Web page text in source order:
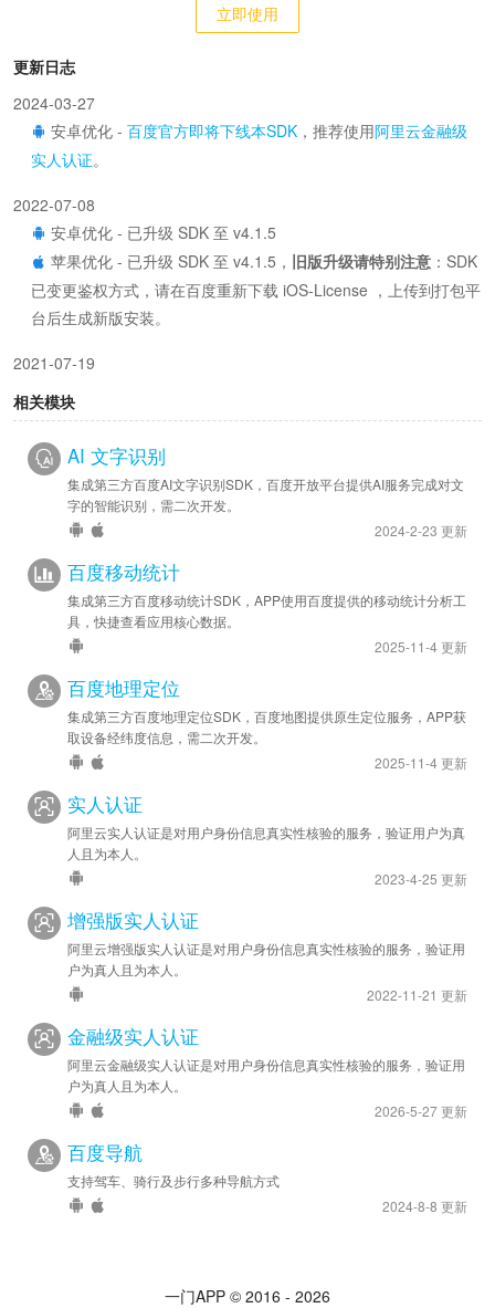
立即使用
更新日志
2024-03-27
安卓优化 - 百度官方即将下线本SDK ，推荐使用阿里云金融级
实人认证。
2022-07-08
安卓优化 - 已升级 SDK 至 v4.1.5
苹果优化 - 已升级 SDK 至 v4.1.5， 旧版升级请特别注意 ：SDK
已变更鉴权方式，请在百度重新下载 iOS-License ，上传到打包平
台后生成新版安装。
2021-07-19
安卓优化 - 已升级 SDK 至 v4.1.1
安卓优化 - 已升级 SDK 至 v3.3.0
苹果优化 - 已升级 SDK 至 v3.3.0
相关模块
AI 文字识别
集成第三方百度AI文字识别SDK，百度开放平台提供AI服务完成对文
字的智能识别，需二次开发。
2024-2-23 更新
百度移动统计
集成第三方百度移动统计SDK，APP使用百度提供的移动统计分析工
具，快捷查看应用核心数据。
2025-11-4 更新
百度地理定位
集成第三方百度地理定位SDK，百度地图提供原生定位服务，APP获
取设备经纬度信息，需二次开发。
2025-11-4 更新
实人认证
阿里云实人认证是对用户身份信息真实性核验的服务，验证用户为真
人且为本人。
2023-4-25 更新
增强版实人认证
阿里云增强版实人认证是对用户身份信息真实性核验的服务，验证用
户为真人且为本人。
2022-11-21 更新
金融级实人认证
阿里云金融级实人认证是对用户身份信息真实性核验的服务，验证用
户为真人且为本人。
2026-5-27 更新
百度导航
支持驾车、骑行及步行多种导航方式
2024-8-8 更新
一门APP © 2016 - 2026